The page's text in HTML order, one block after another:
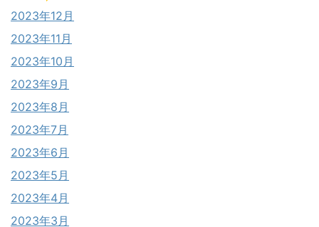
2023年12月
2023年11月
2023年10月
2023年9月
2023年8月
2023年7月
2023年6月
2023年5月
2023年4月
2023年3月